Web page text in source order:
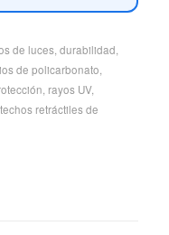
de luces, durabilidad
de policarbonato
rayos UV,
techos retráctiles de